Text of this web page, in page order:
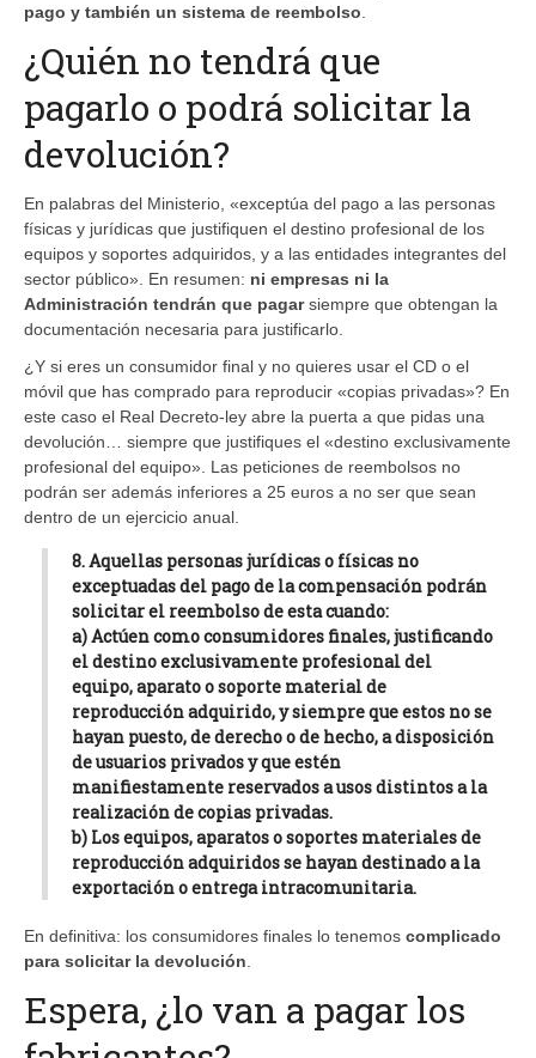
pago y también un sistema de reembolso
¿Quién no tendrá que
pagarlo o podrá solicitar la
devolución?
En palabras del Ministerio, «exceptúa del pago a las personas
físicas y jurídicas que justifiquen el destino profesional de los
equipos y soportes adquiridos, y a las entidades integrantes del
sector público». En resumen: ni empresas ni la
Administración tendrán que pagarsiempre que obtengan la
documentación necesaria para justificarlo.
¿Y si eres un consumidor final y no quieres usar el CD o el
móvil que has comprado para reproducir «copias privadas»? En
este caso el Real Decreto-ley abre la puerta a que pidas una
devolución… siempre que justifiques el «destino exclusivamente
profesional del equipo». Las peticiones de reembolsos no
podrán ser además inferiores a 25 euros a no ser que sean
dentro de un ejercicio anual.
8. Aquellas personas jurídicas o físicas no
exceptuadas del pago de la compensación podrán
solicitar el reembolso de esta cuando:
a) Actúen como consumidores finales, justificando
el destino exclusivamente profesional del
equipo, aparato o soporte material de
reproducción adquirido, y siempre que estos no se
hayan puesto, de derecho o de hecho, a disposición
de usuarios privados y que estén
manifiestamente reservados a usos distintos a la
realización de copias privadas.
b) Los equipos, aparatos o soportes materiales de
reproducción adquiridos se hayan destinado a la
exportación o entrega intracomunitaria.
En definitiva: los consumidores finales lo tenemos complicado
para solicitar la devolución
Espera, ¿lo van a pagar los